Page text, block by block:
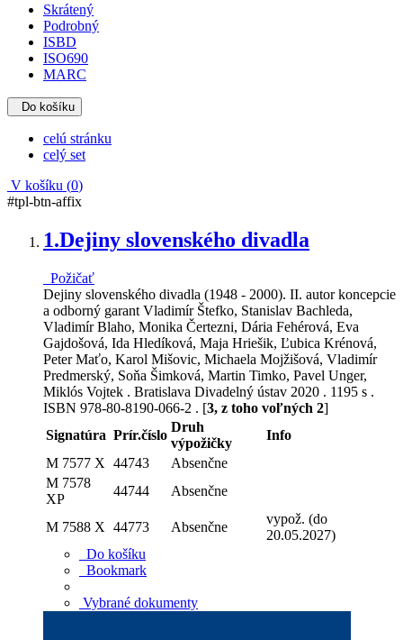
Skrátený
Podrobný
ISBD
ISO690
MARC
Do košíku
celú stránku
celý set
V košíku (0)
#tpl-btn-affix
1.Dejiny slovenského divadla
Požičať
Dejiny slovenského divadla (1948 - 2000). II. autor koncepcie
a odborný garant Vladimír Štefko, Stanislav Bachleda,
Vladimír Blaho, Monika Čertezni, Dária Fehérová, Eva
Gajdošová, Ida Hledíková, Maja Hriešik, Ľubica Krénová,
Peter Maťo, Karol Mišovic, Michaela Mojžišová, Vladimír
Predmerský, Soňa Šimková, Martin Timko, Pavel Unger,
Miklós Vojtek . Bratislava Divadelný ústav 2020 . 1195 s .
ISBN 978-80-8190-066-2 . [3, z toho voľných 2]
Signatúra Prír.číslo
Druh
výpožičky
Info
M 7577 X 44743
Absenčne
M 7578
XP
44744 Absenčne
M 7588 X 44773 Absenčne
vypož. (do
20.05.2027)
Do košíku
Bookmark
Vybrané dokumenty